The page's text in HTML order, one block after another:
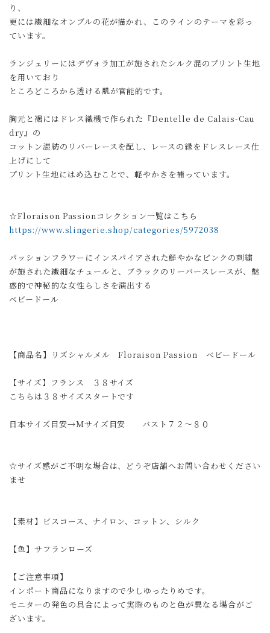
り、
更には繊細なオンブルの花が描かれ、このラインのテーマを彩っ
ています。
ランジェリーにはデヴォラ加工が施されたシルク混のプリント生地
を用いており
ところどころから透ける肌が官能的です。
胸元と裾にはドレス織機で作られた『Dentelle de Calais-Cau
dry』の
コットン混紡のリバーレースを配し、レースの縁をドレスレース仕
上げにして
プリント生地にはめ込むことで、軽やかさを補っています。
☆Floraison Passionコレクション一覧はこちら
https://www.slingerie.shop/categories/5972038
パッションフラワーにインスパイアされた鮮やかなピンクの刺繍
が施された繊細なチュールと、ブラックのリーバースレースが、魅
惑的で神秘的な女性らしさを演出する
ベビードール
【商品名】リズシャルメル Floraison Passion ベビードール
【サイズ】フランス ３８サイズ
こちらは３８サイズスタートです
日本サイズ目安→Ｍサイズ目安 バスト７２〜８０
☆サイズ感がご不明な場合は、どうぞ店舗へお問い合わせください
ませ
【素材】ビスコース、ナイロン、コットン、シルク
【色】サフランローズ
【ご注意事項】
インポート商品になりますので少しゆったりめです。
モニターの発色の具合によって実際のものと色が異なる場合がご
ざいます。